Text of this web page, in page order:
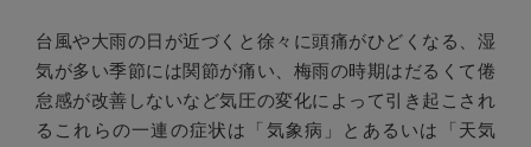
台風や大雨の日が近づくと徐々に頭痛がひどくなる、湿
気が多い季節には関節が痛い、梅雨の時期はだるくて倦
怠感が改善しないなど気圧の変化によって引き起こされ
るこれらの一連の症状は「気象病」とあるいは「天気